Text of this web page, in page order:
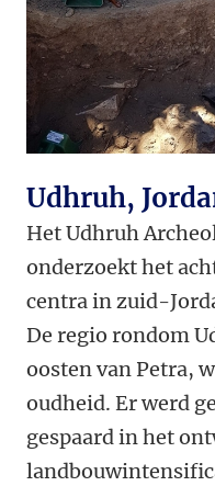
Udhruh,
Het Udhruh
onderzoekt het
centra in zuid-
De regio rondom
oosten van Petra,
oudheid. Er werd
gespaard in het